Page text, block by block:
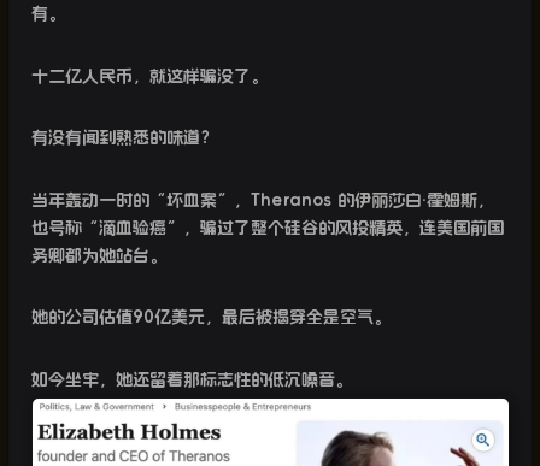
有。
十二亿人民币，就这样骗没了。
有没有闻到熟悉的味道？
当年轰动一时的“坏血案”， Theranos 的伊丽莎白·霍姆斯，
也号称“滴血验癌”，骗过了整个硅谷的风投精英，连美国前国
务卿都为她站台。
她的公司估值90亿美元，最后被揭穿全是空气。
如今坐牢，她还留着那标志性的低沉嗓音。